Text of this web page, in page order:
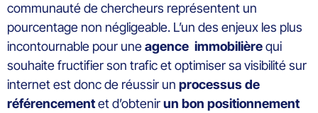
communauté de chercheurs représentent un
pourcentage non négligeable. L’un des enjeux les plus
incontournable pour uneagence immobilièrequi
souhaite fructifier son trafic et optimiser sa visibilité sur
internet est donc de réussir un processus de
référencementet d’obtenirun bon positionnement